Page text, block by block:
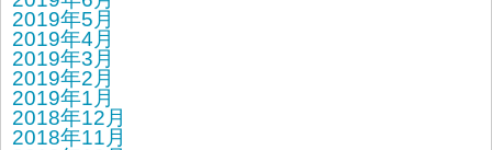
2019年5月
2019年4月
2019年3月
2019年2月
2019年1月
2018年12月
2018年11月